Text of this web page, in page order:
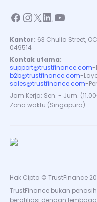
Kantor: 63 Chulia Street,
049514
Kontak utama:
support@trustfinance.com-
b2b@trustfinance.com-
sales@trustfinance.com-
Jam Kerja: Sen. - Jum.
Zona waktu (Singapura)
Hak Cipta © TrustFinance
TrustFinance bukan
berafiliasi dengan